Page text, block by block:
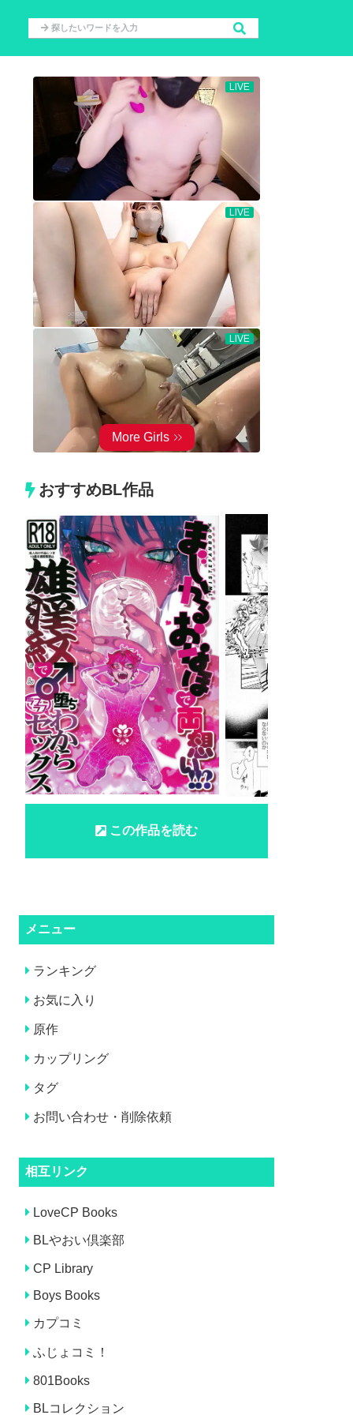
おすすめBL作品
この作品を読む
メニュー
ランキング
お気に入り
原作
カップリング
タグ
お問い合わせ・削除依頼
相互リンク
LoveCP Books
BLやおい倶楽部
CP Library
Boys Books
カプコミ
ふじょコミ！
801Books
BLコレクション